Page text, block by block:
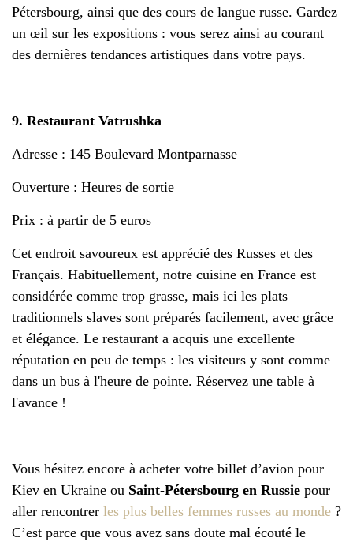
Pétersbourg, ainsi que des cours de langue russe. Gardez
un œil sur les expositions : vous serez ainsi au courant
des dernières tendances artistiques dans votre pays.
9. Restaurant Vatrushka
Adresse : 145 Boulevard Montparnasse
Ouverture : Heures de sortie
Prix : à partir de 5 euros
Cet endroit savoureux est apprécié des Russes et des
Français. Habituellement, notre cuisine en France est
considérée comme trop grasse, mais ici les plats
traditionnels slaves sont préparés facilement, avec grâce
et élégance. Le restaurant a acquis une excellente
réputation en peu de temps : les visiteurs y sont comme
dans un bus à l'heure de pointe. Réservez une table à
l'avance !
Vous hésitez encore à acheter votre billet d’avion pour
Kiev en Ukraine ou Saint-Pétersbourg en Russie pour
aller rencontrer les plus belles femmes russes au monde ?
C’est parce que vous avez sans doute mal écouté le